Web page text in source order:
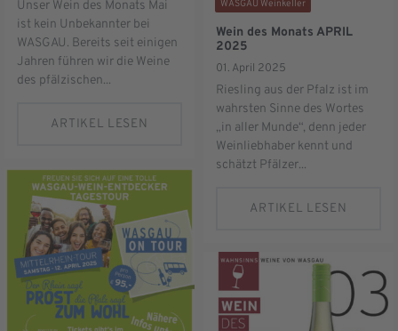
Unser Wein des Monats Mai
ist kein Unbekannter bei
WASGAU. Bereits seit einigen
Jahren führen wir die Weine
des pfälzischen...
ARTIKEL LESEN
WASGAU Weinkeller
Wein des Monats APRIL
2025
01. April 2025
Riesling aus der Pfalz ist im
wahrsten Sinne des Wortes
„in aller Munde“, denn jeder
Weinliebhaber kennt und
schätzt Pfälzer...
ARTIKEL LESEN